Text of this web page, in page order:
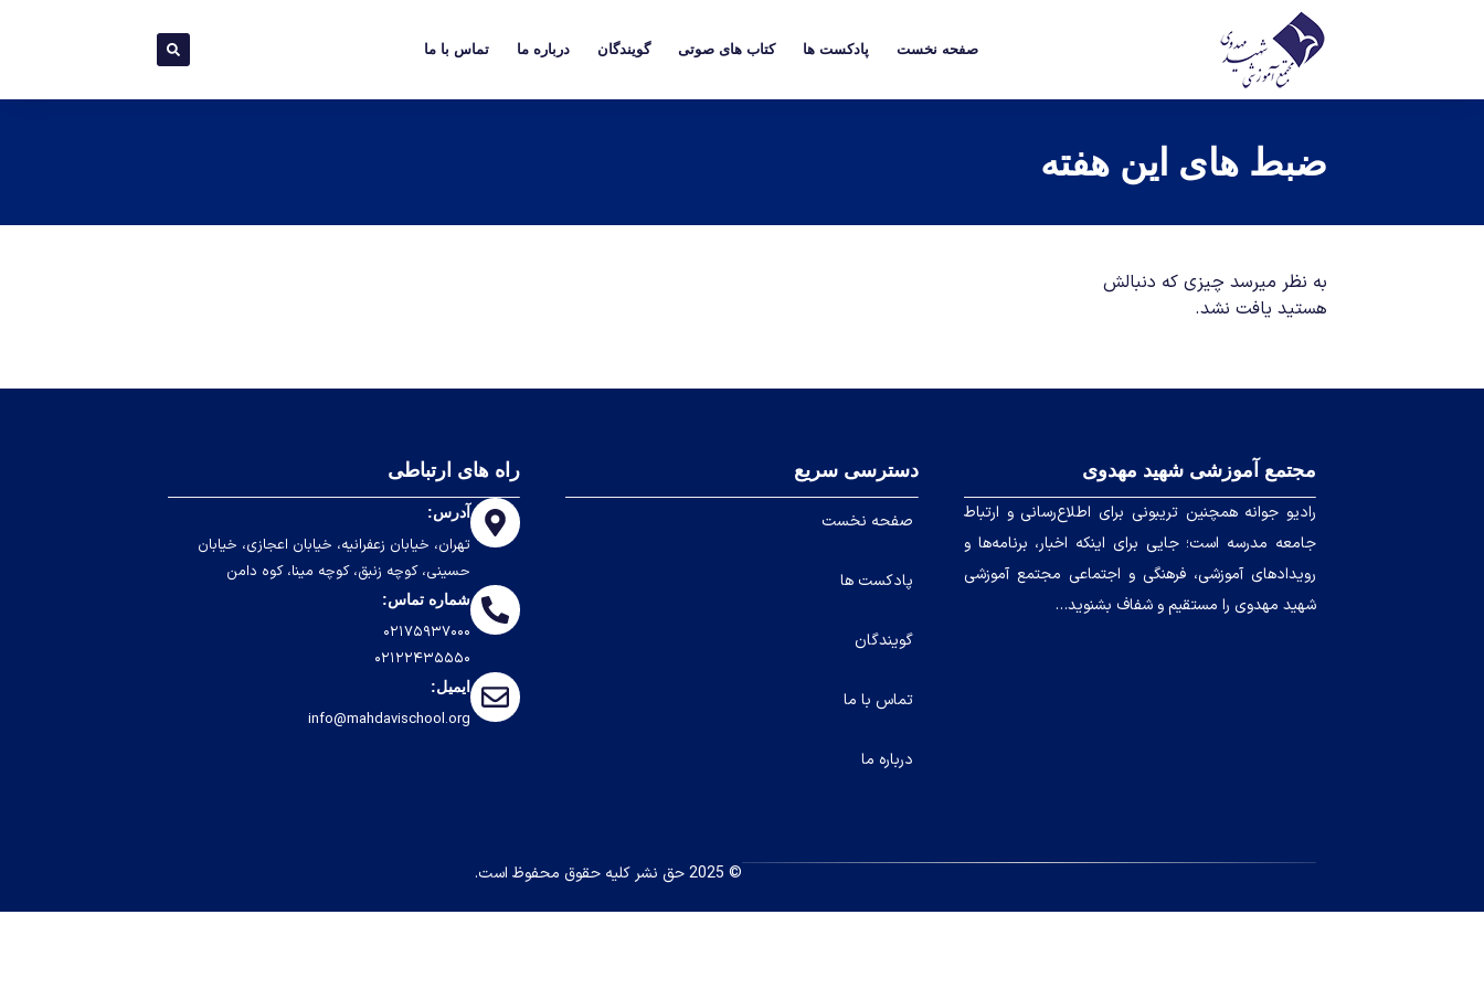
صفحه نخست پادکست ها کتاب های صوتی گویندگان درباره ما تماس با ما
ضبط های این هفته
به نظر میرسد چیزی که دنبالش
هستید یافت نشد.
مجتمع آموزشی شهید مهدوی
رادیو جوانه همچنین تریبونی برای اطلاع‌رسانی و ارتباط
جامعه مدرسه است؛ جایی برای اینکه اخبار، برنامه‌ها و
رویدادهای آموزشی، فرهنگی و اجتماعی مجتمع آموزشی
شهید مهدوی را مستقیم و شفاف بشنوید…
دسترسی سریع
صفحه نخست
پادکست ها
گویندگان
تماس با ما
درباره ما
راه های ارتباطی
آدرس:
تهران، خیابان زعفرانیه، خیابان اعجازی، خیابان
حسینی، کوچه زنبق، کوچه مینا، کوه دامن
شماره تماس:
۰۲۱۷۵۹۳۷۰۰۰
۰۲۱۲۲۴۳۵۵۵۰
ایمیل:
info@mahdavischool.org
© 2025 حق نشر کلیه حقوق محفوظ است.